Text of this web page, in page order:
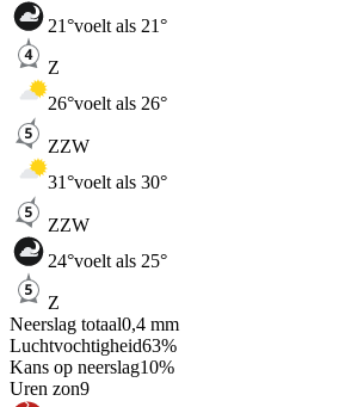
21°voelt als 21°
Z
26°voelt als 26°
ZZW
31°voelt als 30°
ZZW
24°voelt als 25°
Z
Neerslag totaal0,4 mm
Luchtvochtigheid63%
Kans op neerslag10%
Uren zon9